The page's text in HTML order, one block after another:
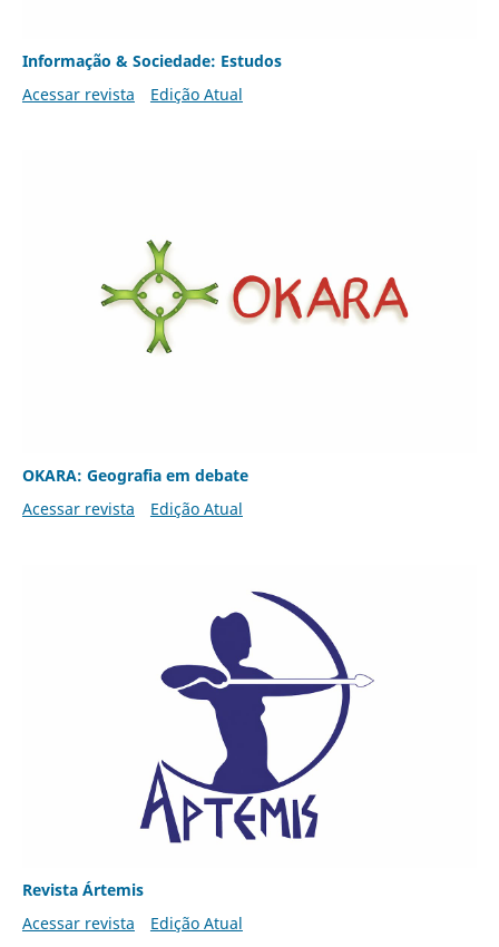
Informação & Sociedade: Estudos
Acessar revista
Edição Atual
OKARA: Geografia em debate
Acessar revista
Edição Atual
Revista Ártemis
Acessar revista
Edição Atual